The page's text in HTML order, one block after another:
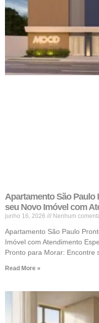
Apartamento São Paulo
seu Novo Imóvel com
junho 16, 2026 Nenhum
Apartamento São Paulo
Imóvel com Atendimento
Pronto para Morar: Encontre
Read More »